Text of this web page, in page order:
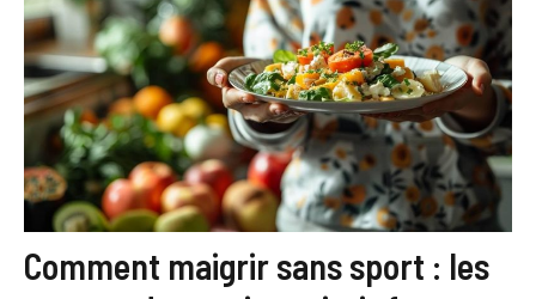
Comment maigrir sans sport : les